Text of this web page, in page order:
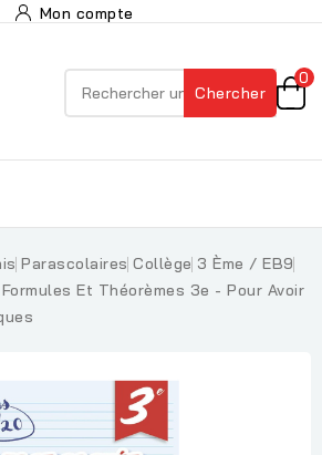
Mon compte
Chercher
0
Parascolaires Collège 3 Ème / EB9
Et Théorèmes 3e - Pour Avoir